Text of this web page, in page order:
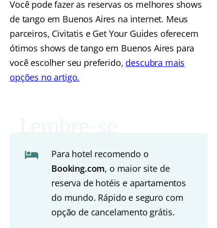
Você pode fazer as reservas os melhores shows
de tango em Buenos Aires na internet. Meus
parceiros, Civitatis e Get Your Guides oferecem
ótimos shows de tango em Buenos Aires para
você escolher seu preferido, descubra mais
opções no artigo.
Para hotel recomendo o
Booking.com, o maior site de
reserva de hotéis e apartamentos
do mundo. Rápido e seguro com
opção de cancelamento grátis.